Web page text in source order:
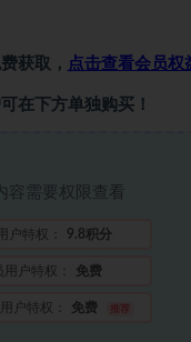
获取， 点击查看会员权
在下方单独购买！
容需要权限查看
户特权： 9.8积分
用户特权： 免费
户特权： 免费 推荐